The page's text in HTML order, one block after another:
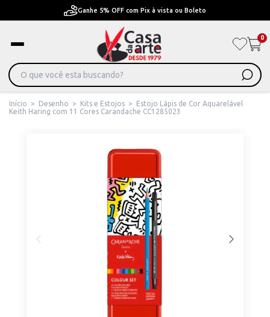
Pague em Até 6x sem juros ou ate 12x com juros
0
Início > Desenho > Kits e Estojos >
Estojo Lápis de Cor Aquarelável
Keith Haring com 11 Cores Carandache CC1285023